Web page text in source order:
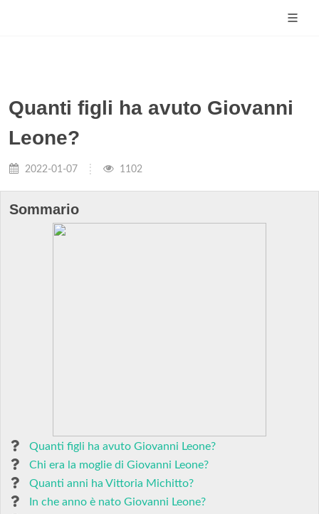
Quanti figli ha avuto Giovanni
Leone?
2022-01-07 1102
Sommario
Quanti figli ha avuto Giovanni Leone?
Chi era la moglie di Giovanni Leone?
Quanti anni ha Vittoria Michitto?
In che anno è nato Giovanni Leone?